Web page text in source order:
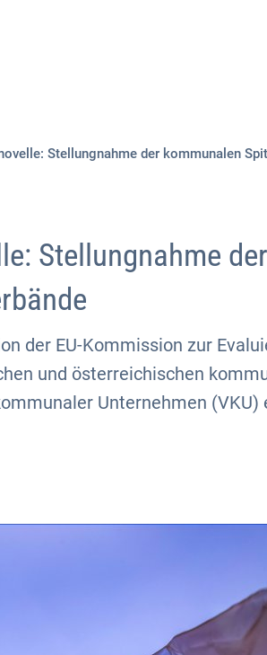
Stellungnahme der kommunalen
Stellungnahme der
der EU-Kommission zur
und österreichischen
Unternehmen (VKU)